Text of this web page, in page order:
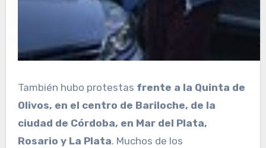
También hubo protestas frente a la Quinta de
Olivos, en el centro de Bariloche, de la
ciudad de Córdoba, en Mar del Plata,
Rosario y La Plata. Muchos de los